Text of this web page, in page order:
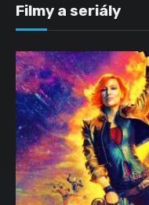
Filmy a seriály